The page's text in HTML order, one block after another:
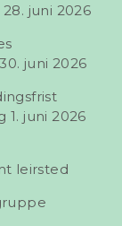
juni 2026
juni 2026
1. juni 2026
leirsted